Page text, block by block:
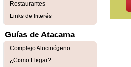
Restaurantes
Links de Interés
Guías de Atacama
Complejo Alucinógeno
¿Como Llegar?